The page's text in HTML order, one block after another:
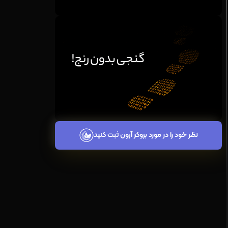
نظر خود را در مورد بروکر آرون ثبت کنید